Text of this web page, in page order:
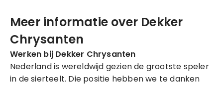
Meer informatie over Dekker
Chrysanten
Werken bij Dekker Chrysanten
Nederland is wereldwijd gezien de grootste speler
in de sierteelt. Die positie hebben we te danken